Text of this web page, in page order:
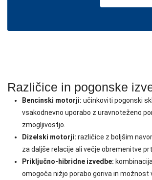
Različice in pogonske
Bencinski motorji: učinkoviti pogonski
vsakodnevno uporabo z uravnoteženo
zmogljivostjo.
Dizelski motorji: različice z boljšim
za daljše relacije ali večje obremenitve
Priključno-hibridne izvedbe:
omogoča nižjo porabo goriva in možnost